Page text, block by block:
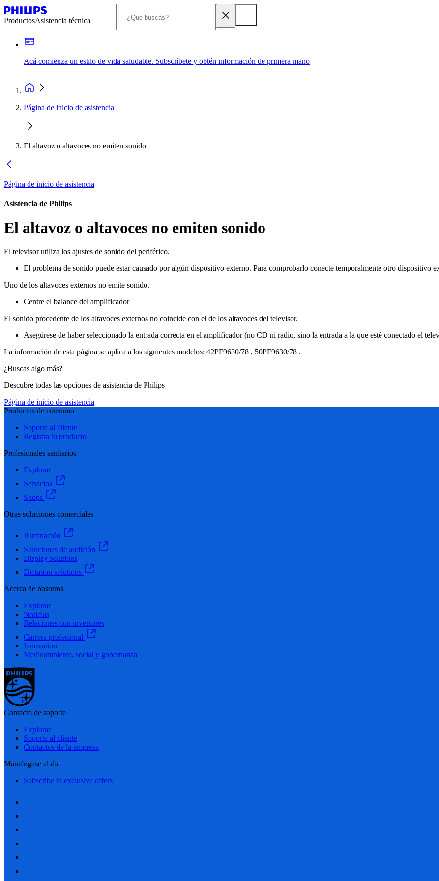
ProductosAsistencia técnica
Acá comienza un estilo de vida saludable. Subscríbete y obtén información de primera mano
Página de inicio de asistencia
El altavoz o altavoces no emiten sonido
Página de inicio de asistencia
Asistencia de Philips
El altavoz o altavoces no emiten sonido
El televisor utiliza los ajustes de sonido del periférico.
El problema de sonido puede estar causado por algún dispositivo externo. Para comprobarlo conecte temporalmente otro dispositivo
Uno de los altavoces externos no emite sonido.
Centre el balance del amplificador
El sonido procedente de los altavoces externos no coincide con el de los altavoces del televisor.
Asegúrese de haber seleccionado la entrada correcta en el amplificador (no CD ni radio, sino la entrada a la que esté conectado el
La información de esta página se aplica a los siguientes modelos: 42PF9630/78 , 50PF9630/78 .
¿Buscas algo más?
Descubre todas las opciones de asistencia de Philips
Página de inicio de asistencia
Productos de consumo
Soporte al cliente
Registra tu producto
Profesionales sanitarios
Explorar
Servicios
Shops
Otras soluciones comerciales
Iluminación
Soluciones de audición
Display solutions
Dictation solutions
Acerca de nosotros
Explorar
Noticias
Relaciones con inversores
Carrera profesional
Innovation
Medioambiente, social y gobernanza
Contacto de soporte
Explorar
Soporte al cliente
Contactos de la empresa
Manténgase al día
Subscribe to exclusive offers